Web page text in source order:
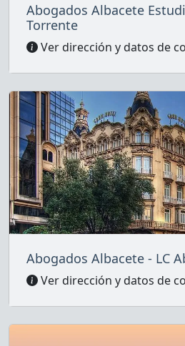
Abogados Albacete
Torrente
Ver dirección y datos de
Abogados Albacete - LC
Ver dirección y datos de